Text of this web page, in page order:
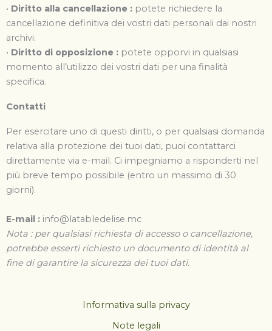
• Diritto alla cancellazione : potete richiedere la
cancellazione definitiva dei vostri dati personali dai nostri
archivi.
• Diritto di opposizione : potete opporvi in qualsiasi
momento all’utilizzo dei vostri dati per una finalità
specifica.
Contatti
Per esercitare uno di questi diritti, o per qualsiasi domanda
relativa alla protezione dei tuoi dati, puoi contattarci
direttamente via e-mail. Ci impegniamo a risponderti nel
più breve tempo possibile (entro un massimo di 30
giorni).
E-mail : info@latabledelise.mc
Nota : per qualsiasi richiesta di accesso o cancellazione,
potrebbe esserti richiesto un documento di identità al
fine di garantire la sicurezza dei tuoi dati.
Informativa sulla privacy
Note legali